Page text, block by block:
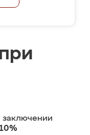
заключении